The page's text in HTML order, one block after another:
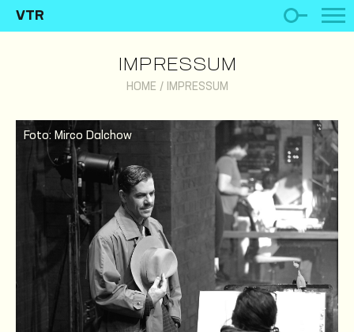
VTR
IMPRESSUM
HOME / IMPRESSUM
Foto: Mirco Dalchow